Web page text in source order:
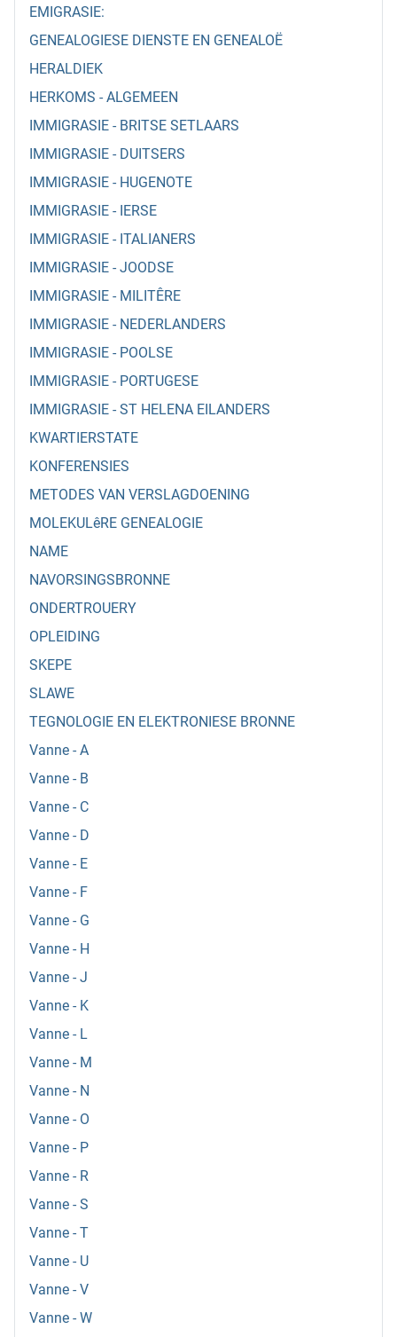
EMIGRASIE:
GENEALOGIESE DIENSTE EN GENEALOË
HERALDIEK
HERKOMS - ALGEMEEN
IMMIGRASIE - BRITSE SETLAARS
IMMIGRASIE - DUITSERS
IMMIGRASIE - HUGENOTE
IMMIGRASIE - IERSE
IMMIGRASIE - ITALIANERS
IMMIGRASIE - JOODSE
IMMIGRASIE - MILITÊRE
IMMIGRASIE - NEDERLANDERS
IMMIGRASIE - POOLSE
IMMIGRASIE - PORTUGESE
IMMIGRASIE - ST HELENA EILANDERS
KWARTIERSTATE
KONFERENSIES
METODES VAN VERSLAGDOENING
MOLEKULêRE GENEALOGIE
NAME
NAVORSINGSBRONNE
ONDERTROUERY
OPLEIDING
SKEPE
SLAWE
TEGNOLOGIE EN ELEKTRONIESE BRONNE
Vanne - A
Vanne - B
Vanne - C
Vanne - D
Vanne - E
Vanne - F
Vanne - G
Vanne - H
Vanne - J
Vanne - K
Vanne - L
Vanne - M
Vanne - N
Vanne - O
Vanne - P
Vanne - R
Vanne - S
Vanne - T
Vanne - U
Vanne - V
Vanne - W